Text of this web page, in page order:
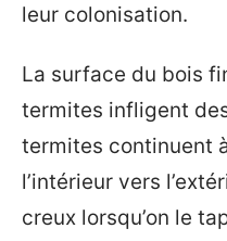
leur colonisation.
La surface du bois
termites infligent
termites continuent
l’intérieur vers
creux lorsqu’on le